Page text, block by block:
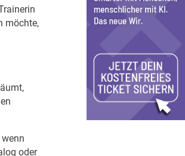
möchte,
oder